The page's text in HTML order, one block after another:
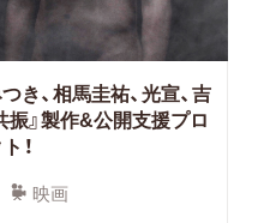
き、相馬圭祐、光宣、吉
振』製作&公開支援プロ
！
映画